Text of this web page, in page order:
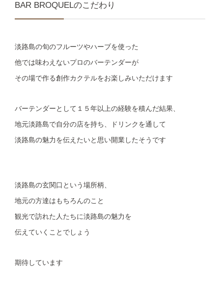
BAR BROQUELのこだわり
淡路島の旬のフルーツやハーブを使った
他では味わえないプロのバーテンダーが
その場で作る創作カクテルをお楽しみいただけます
バーテンダーとして１５年以上の経験を積んだ結果、
地元淡路島で自分の店を持ち、ドリンクを通して
淡路島の魅力を伝えたいと思い開業したそうです
淡路島の玄関口という場所柄、
地元の方達はもちろんのこと
観光で訪れた人たちに淡路島の魅力を
伝えていくことでしょう
期待しています